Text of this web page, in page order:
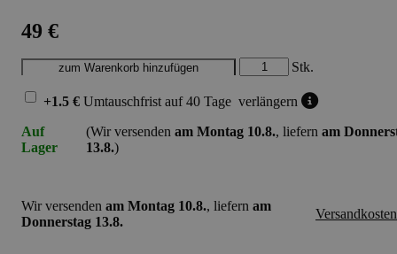
49 €
Stk.
+1.5 € Umtauschfrist auf 40 Tage verlängern
Auf
Lager
(Wir versenden am Montag 10.8., liefern am
13.8.)
Wir versenden am Montag 10.8., liefern am
Donnerstag 13.8.
Versandkosten